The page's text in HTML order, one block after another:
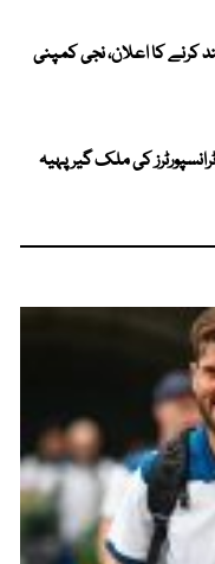
سے بند کرنے کا اعلان، نجی کمپنی
کی ملک گیر پہیہ